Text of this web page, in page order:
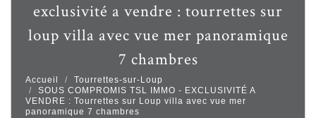
exclusivité a vendre : tourrettes sur
loup villa avec vue mer panoramique
7 chambres
Accueil
Tourrettes-sur-Loup
SOUS COMPROMIS TSL IMMO - EXCLUSIVITÉ A
VENDRE : Tourrettes sur Loup villa avec vue mer
panoramique 7 chambres